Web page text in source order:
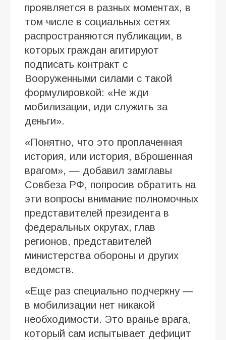
проявляется в разных моментах, в
том числе в социальных сетях
распространяются публикации, в
которых граждан агитируют
подписать контракт с
Вооруженными силами с такой
формулировкой: «Не жди
мобилизации, иди служить за
деньги».
«Понятно, что это проплаченная
история, или история, вброшенная
врагом», — добавил замглавы
Совбеза РФ, попросив обратить на
эти вопросы внимание полномочных
представителей президента в
федеральных округах, глав
регионов, представителей
министерства обороны и других
ведомств.
«Еще раз специально подчеркну —
в мобилизации нет никакой
необходимости. Это вранье врага,
который сам испытывает дефицит